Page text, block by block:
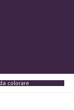
colorare